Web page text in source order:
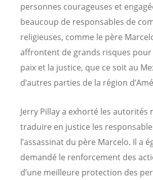
personnes courageuses et
beaucoup de responsables de
religieuses, comme le père
affrontent de grands risques pour
paix et la justice, que ce soit au
d’autres parties de la région
Jerry Pillay a exhorté les autorités
traduire en justice les
l’assassinat du père Marcelo. Il a
demandé le renforcement des
d’une meilleure protection des